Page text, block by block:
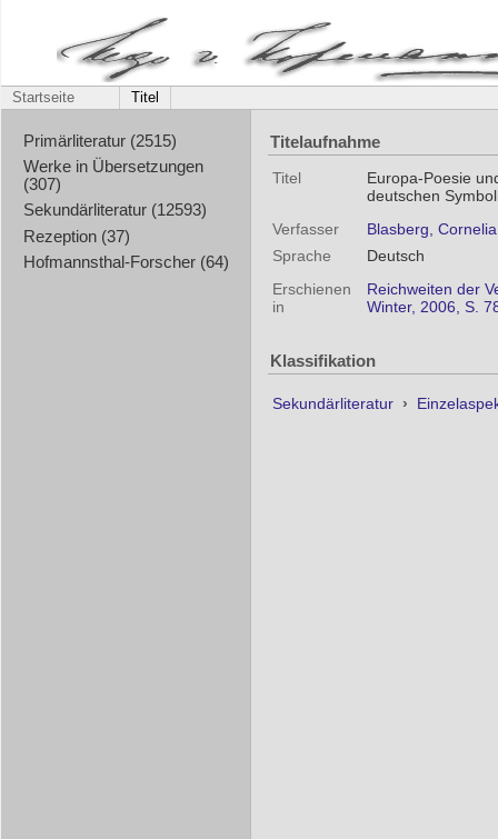
Startseite Titel
Primärliteratur (2515)
Werke in Übersetzungen
(307)
Sekundärliteratur (12593)
Rezeption (37)
Hofmannsthal-Forscher (64)
Titelaufnahme
Titel
Europa-Poesie
deutschen
Verfasser
Blasberg, Cornelia
Sprache
Deutsch
Erschienen
in
Reichweiten der
Winter, 2006, S.
Klassifikation
Sekundärliteratur ›